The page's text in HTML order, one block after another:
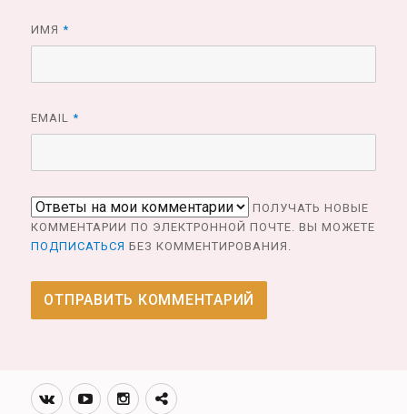
ИМЯ*
EMAIL*
ПОЛУЧАТЬ НОВЫЕ
КОММЕНТАРИИ ПО ЭЛЕКТРОННОЙ ПОЧТЕ. ВЫ МОЖЕТЕ
ПОДПИСАТЬСЯ БЕЗ КОММЕНТИРОВАНИЯ.
Вконтакте
YoutubeИнстаграмм
Телеграм